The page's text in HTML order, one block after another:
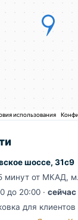
шоссе, 31с9
минут от МКАД,
до 20:00 ·
для клиентов